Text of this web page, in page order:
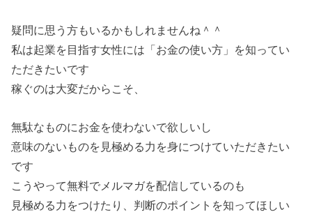
疑問に思う方もいるかもしれませんね＾＾
私は起業を目指す女性には「お金の使い方」を知ってい
ただきたいです
稼ぐのは大変だからこそ、
無駄なものにお金を使わないで欲しいし
意味のないものを見極める力を身につけていただきたい
です
こうやって無料でメルマガを配信しているのも
見極める力をつけたり、判断のポイントを知ってほしい